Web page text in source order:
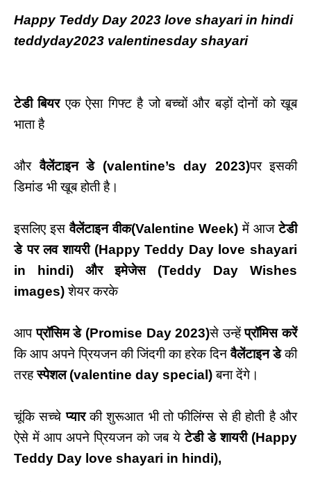
Happy Teddy Day 2023 love shayari in hindi
teddyday2023 valentinesday shayari
टेडी बियरएक ऐसा गिफ्ट है जो बच्चों और बड़ों दोनों को खूब
भाता है
औरवैलेंटाइन डे (valentine’s day 2023)पर इसकी
डिमांड भी खूब होती है।
इसलिए इसवैलेंटाइन वीक(Valentine Week) में आजटेडी
डे पर लव शायरी (Happy Teddy Day love shayari
in hindi) और इमेजेस(Teddy Day Wishes
images)शेयर करके
आपप्रॉसिम डे(Promise Day 2023)से उन्हेंप्रॉमिस करें
कि आप अपने प्रियजन की जिंदगी का हरेक दिनवैलेंटाइन डेकी
तरहस्पेशल(valentine day special )बना देंगे।
चूंकि सच्चेप्यारकी शुरूआत भी तो फीलिंग्स से ही होती है और
ऐसे में आप अपने प्रियजन को जब येटेडी डे शायरी(Happy
Teddy Day love shayari in hindi),